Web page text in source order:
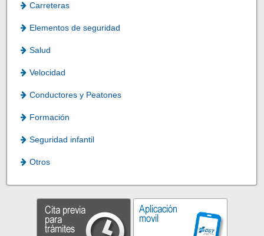
Carreteras
Elementos de seguridad
Salud
Velocidad
Conductores y Peatones
Formación
Seguridad infantil
Otros